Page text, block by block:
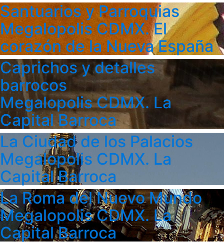
Santuarios y Parroquias
Megalopolis CDMX. El
corazón de la Nueva España
Caprichos y detalles
barrocos
Megalopolis CDMX. La
Capital Barroca
La Ciudad de los Palacios
Megalopolis CDMX. La
Capital Barroca
La Roma del Nuevo Mundo
Megalopolis CDMX. La
Capital Barroca